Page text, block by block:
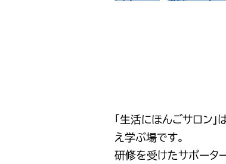
「生活にほんごサロン」
え学ぶ場です。
研修を受けたサポータ